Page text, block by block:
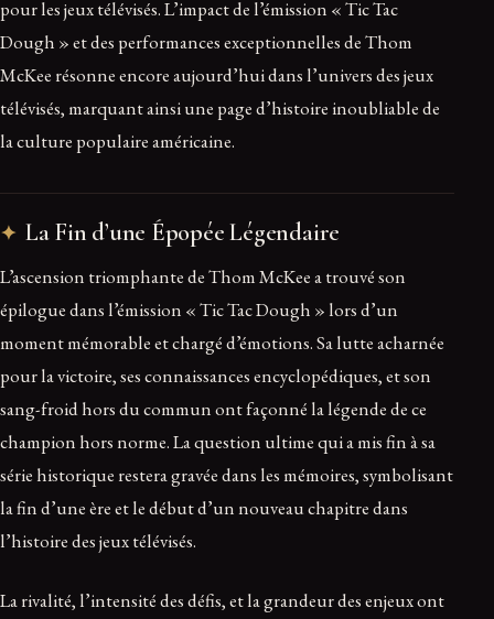
pour les jeux télévisés. L’impact de l’émission « Tic Tac
Dough » et des performances exceptionnelles de Thom
McKee résonne encore aujourd’hui dans l’univers des jeux
télévisés, marquant ainsi une page d’histoire inoubliable de
la culture populaire américaine.
La Fin d’une Épopée Légendaire
L’ascension triomphante de Thom McKee a trouvé son
épilogue dans l’émission « Tic Tac Dough » lors d’un
moment mémorable et chargé d’émotions. Sa lutte acharnée
pour la victoire, ses connaissances encyclopédiques, et son
sang-froid hors du commun ont façonné la légende de ce
champion hors norme. La question ultime qui a mis fin à sa
série historique restera gravée dans les mémoires, symbolisant
la fin d’une ère et le début d’un nouveau chapitre dans
l’histoire des jeux télévisés.
La rivalité, l’intensité des défis, et la grandeur des enjeux ont